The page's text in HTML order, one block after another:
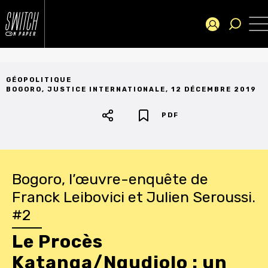
GÉOPOLITIQUE
BOGORO, JUSTICE INTERNATIONALE, 12 DÉCEMBRE 2019
PDF
Bogoro, l’œuvre-enquête de
Franck Leibovici et Julien Seroussi.
#2
Le Procès
Katanga/Ngudjolo : un